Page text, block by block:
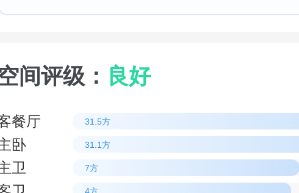
间评级： 良好
餐厅 31.5方
卧 31.1方
卫 7方
4方